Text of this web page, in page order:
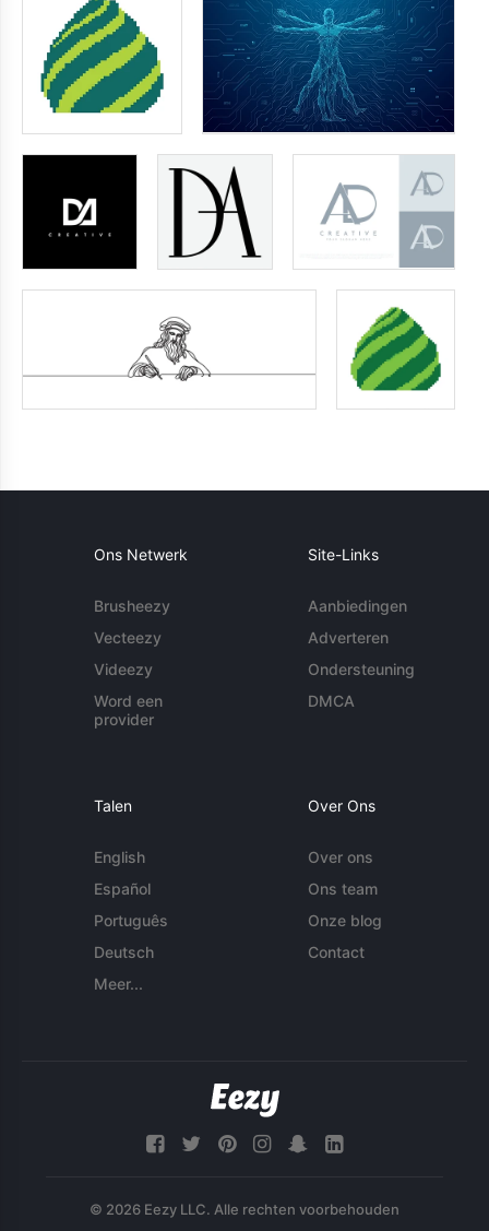
Ons Netwerk
Brusheezy
Vecteezy
Videezy
Word een
provider
Site-Links
Aanbiedingen
Adverteren
Ondersteuning
DMCA
Talen
English
Español
Português
Deutsch
Meer...
Over Ons
Over ons
Ons team
Onze blog
Contact
© 2026 Eezy LLC. Alle rechten voorbehouden